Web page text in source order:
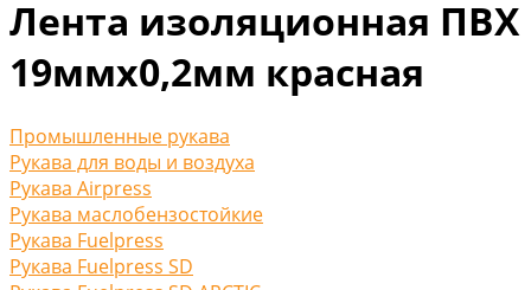
Лента изоляционная ПВХ
19ммх0,2мм красная
Промышленные рукава
Рукава для воды и воздуха
Рукава Airpress
Рукава маслобензостойкие
Рукава Fuelpress
Рукава Fuelpress SD